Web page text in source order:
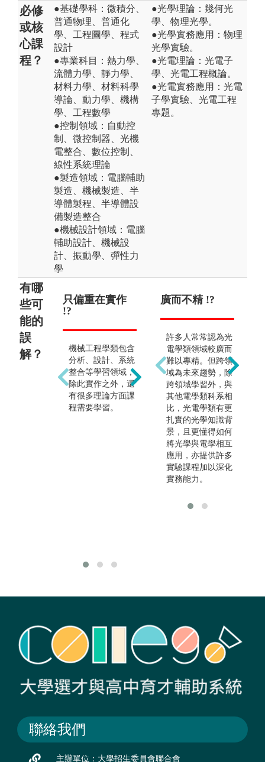
必修
或核
心課
程？
●基礎學科：微積分、
普通物理、普通化
學、工程圖學、程式
設計
●專業科目：熱力學、
流體力學、靜力學、
材料力學、材料科學
導論、動力學、機構
學、工程數學
●控制領域：自動控
制、微控制器、光機
電整合、數位控制、
線性系統理論
●製造領域：電腦輔助
製造、機械製造、半
導體製程、半導體設
備製造整合
●機械設計領域：電腦
輔助設計、機械設
計、振動學、彈性力
學
●光學理論：幾何光
學、物理光學。
●光學實務應用：物理
光學實驗。
●光電理論：光電子
學、光電工程概論。
●光電實務應用：光電
子學實驗、光電工程
專題。
有哪
些可
能的
誤
解？
只偏重在實作
!?
機械工程學類包含
分析、設計、系統
整合等學習領域，
除此實作之外，還
有很多理論方面課
程需要學習。
只能當傳統技
傳統機械常被學生
家長認知為「傳統
技術維修」，工作
環境與前途發展較
差。雖然目前少部
分機械產業之操作
員仍屬於傳統技術
維修，但本學類所
培育機械工程之大
學人才，其就業多
屬於高科技產業，
包含車輛產業、光
工業、金屬模具
廣而不精 !?
許多人常常認為光
電學類領域較廣而
難以專精。但跨領
域為未來趨勢，除
跨領域學習外，與
其他電學類科系相
比，光電學類有更
扎實的光學知識背
景，且更懂得如何
將光學與電學相互
應用，亦提供許多
實驗課程加以深化
實務能力。
聯絡我們
主辦單位：大學招生委員會聯合會